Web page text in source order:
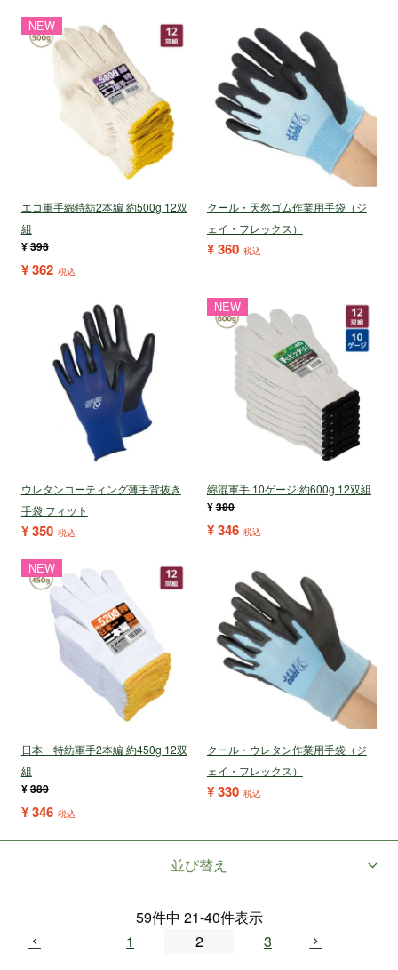
NEW
エコ軍手綿特紡2本編 約500g 12双
組
¥398
¥362 税込
クール・天然ゴム作業用手袋（ジ
ェイ・フレックス）
¥360 税込
ウレタンコーティング薄手背抜き
手袋 フィット
¥350 税込
NEW
綿混軍手 10ゲージ 約600g 12双組
¥380
¥346 税込
NEW
日本一特紡軍手2本編 約450g 12双
組
¥380
¥346 税込
クール・ウレタン作業用手袋（ジ
ェイ・フレックス）
¥330 税込
並び替え
59件中 21-40件表示
1
2 3